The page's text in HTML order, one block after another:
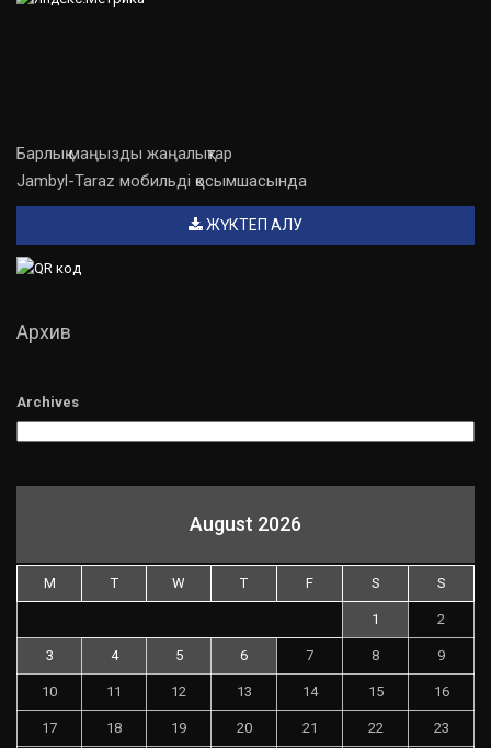
Барлық маңызды жаңалықтар
Jambyl-Taraz мобильді қосымшасында
ЖҮКТЕП АЛУ
Архив
Archives
August 2026
M T W T F S S
1 2
3 4 5 6 7 8 9
10 11 12 13 14 15 16
17 18 19 20 21 22 23